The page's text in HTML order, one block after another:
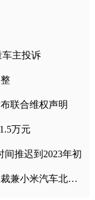
车主投诉
联合维权声明
万元
间推迟到2023年初
小米集团任命于立国担任小米汽车副总裁兼小米汽车北京总部政委